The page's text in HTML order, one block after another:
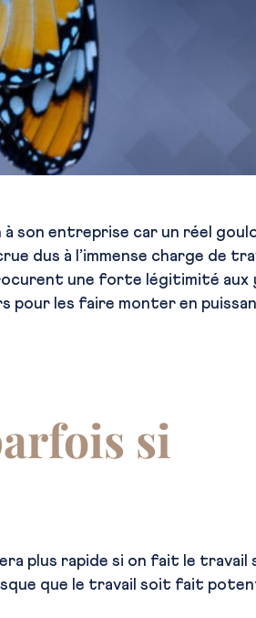
son entreprise car un réel
dus à l’immense charge de
une forte légitimité
pour les faire monter en
si
plus rapide si on fait le travail
que le travail soit fait